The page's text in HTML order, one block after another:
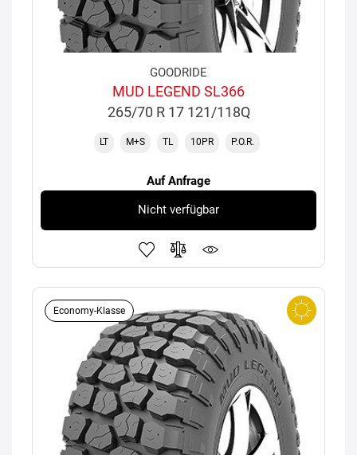
GOODRIDE
MUD LEGEND SL366
265/70 R 17 121/118Q
LT M+S TL 10PR P.O.R.
Auf Anfrage
Nicht verfügbar
Economy-Klasse